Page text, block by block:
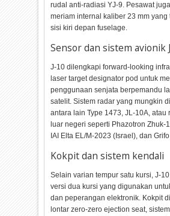
rudal anti-radiasi YJ-9. Pesawat
meriam internal kaliber 23 mm yang
sisi kiri depan fuselage.
Sensor dan sistem avionik
J-10 dilengkapi forward-looking
laser target designator pod untuk
penggunaan senjata berpemandu
satelit. Sistem radar yang mungkin
antara lain Type 1473, JL-10A, atau
luar negeri seperti Phazotron Zhuk-
IAI Elta EL/M-2023 (Israel), dan
Kokpit dan sistem kendali
Selain varian tempur satu kursi, J-
versi dua kursi yang digunakan
dan peperangan elektronik. Kokpit
lontar zero-zero ejection seat,